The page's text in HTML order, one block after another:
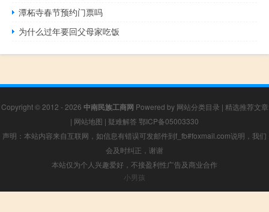
潭柘寺春节预约门票吗
为什么过年要回父母家吃饭
Copyright © 2012 - 2026 中南民族工商网 Powered by 网站分类目录 | 精选推荐文章
| 网站地图 | 疑难解答 鄂ICP备05003330
声明：本站内容来自互联网，如信息有错误可发邮件到f_fb#foxmail.com说明，我们
会及时纠正，谢谢
本站仅为个人兴趣爱好，不接盈利性广告及商业合作
小男孩